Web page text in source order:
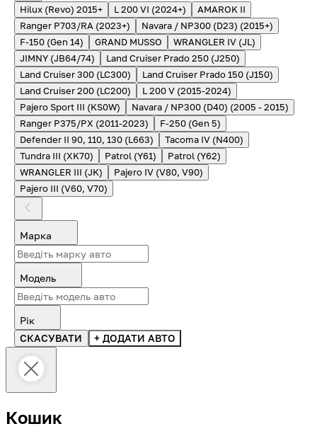
Hilux (Revo) 2015+ L 200 VI (2024+)
AMAROK II
Ranger P703/RA (2023+)
Navara / NP300 (D23) (2015+)
F-150 (Gen 14)
GRAND MUSSO
WRANGLER IV (JL)
JIMNY (JB64/74)
Land Cruiser Prado 250 (J250)
Land Cruiser 300 (LC300)
Land Cruiser Prado 150 (J150)
Land Cruiser 200 (LC200)
L 200 V (2015-2024)
Pajero Sport III (KS0W)
Navara / NP300 (D40) (2005 - 2015)
Ranger P375/PX (2011-2023)
F-250 (Gen 5)
Defender II 90, 110, 130 (L663)
Tacoma IV (N400)
Tundra III (XK70)
Patrol (Y61)
Patrol (Y62)
WRANGLER III (JK)
Pajero IV (V80, V90)
Pajero III (V60, V70)
Марка
Модель
Рік
СКАСУВАТИ
+ ДОДАТИ АВТО
Кошик